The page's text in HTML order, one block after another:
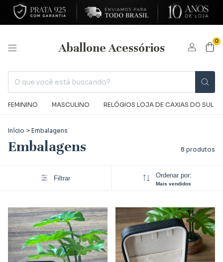
Aballone Acessórios 0
FEMININO MASCULINO RELÓGIOS LOJA DE CAXIAS DO SUL
Início > Embalagens
Embalagens 8 produtos
Filtrar Ordenar por:
Mais vendidos